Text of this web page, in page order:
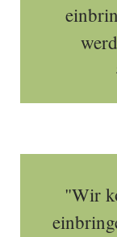
"Wir